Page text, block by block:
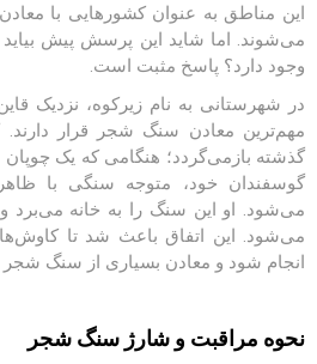
این مناطق به عنوان کشورهایی با معادن
می‌شوند. اما شاید این پر سش پیش بیاید
وجود دارد؟ پاسخ مثبت است.
در شهر ستانی به نام ز یرکوه، نزدیک قای
مهمترین معادن سنگ شجر قرار دار ند.
گذشته بازمی‌گر دد؛ هنگامی که یک چوپان
گوسفندان خود، متوجه سنگی با ظاهر
می‌شود. او این سنگ را به خانه می‌برد
می‌شود. این اتفاق باعث شد تا کاوش‌ها
انجام شود و معادن بسیار ی از سنگ شجر
نحوه مراقبت و شارژ سنگ شجر